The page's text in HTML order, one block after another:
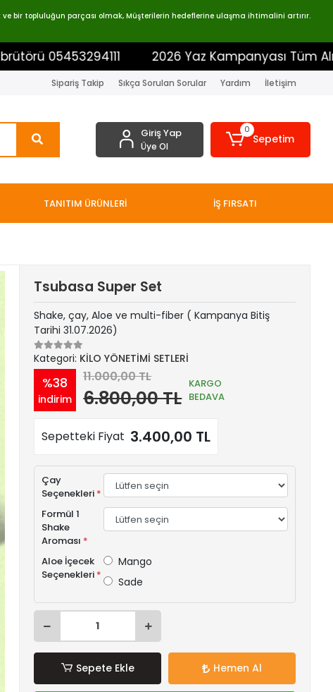
ve bir topluluğun parçası olmak, Müşterilerin hedeflerine ulaşma ihtimalini artırır.
2026 Yaz Kampanyası Tüm
Sipariş Takip Sıkça Sorulan Sorular Yardım İletişim
Giriş Yap
Üye Ol
0
Sepetim
TANITIM ÜRÜNLERİ İŞ FIRSATI
Tsubasa Super Set
Shake, çay, Aloe ve multi-fiber ( Kampanya Bitiş
Tarihi 31.07.2026)
Kategori: KİLO YÖNETİMİ SETLERİ
%38
indirim
11.000,00 TL
6.800,00 TL
KARGO
BEDAVA
Sepetteki Fiyat 3.400,00 TL
Çay
Seçenekleri *
Formül 1
Shake
Aroması *
Aloe İçecek
Seçenekleri *
Mango
Sade
Sepete Ekle Hemen Al